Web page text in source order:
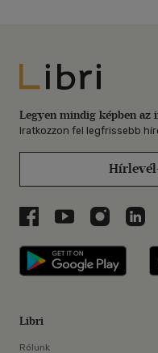
Libri
Legyen mindig képben az
Iratkozzon fel legfrissebb
Libri a Facebookon
Libri aLibri az
Libri
Rólunk